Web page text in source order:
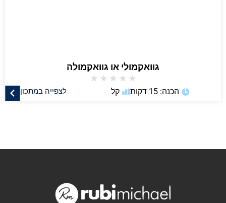
גוואקמולי או גוואקמולה
★
★
★
★
★
לצפייה במתכון הכנה: 15 דקות קל